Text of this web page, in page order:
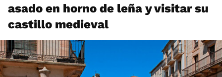
asado en horno de leña y visitar su
castillo medieval